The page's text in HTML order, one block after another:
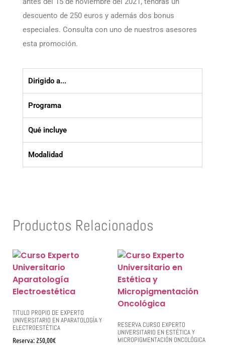
descuento de 250 euros y además dos bonus
especiales. Consulta con uno de nuestros asesores
esta promoción.
Dirigido a...
Programa
Qué incluye
Modalidad
Productos Relacionados
TITULO PROPIO DE EXPERTO
UNIVERSITARIO EN APARATOLOGÍA Y
ELECTROESTÉTICA
Reserva:250,00€
RESERVA CURSO EXPERTO
UNIVERSITARIO EN ESTÉTICA Y
MICROPIGMENTACIÓN ONCOLÓGICA